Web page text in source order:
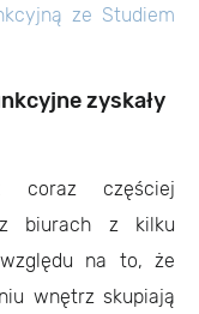
ze Studiem
zyskały
coraz częściej
biurach z kilku
na to, że
wnętrz skupiają